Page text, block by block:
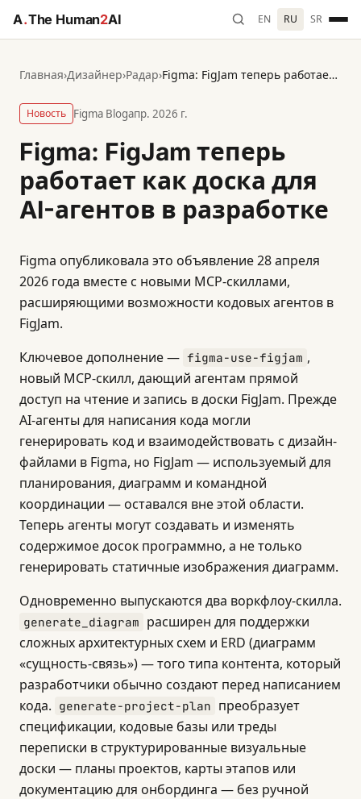
A.The Human2AI EN RU SR
Главная›Дизайнер›Радар› Figma: FigJam теперь работает как доска для AI-агентов в разработке
Новость Figma Blogапр. 2026 г.
Figma: FigJam теперь
работает как доска для
AI-агентов в разработке
Figma опубликовала это объявление 28 апреля
2026 года вместе с новыми MCP-скиллами,
расширяющими возможности кодовых агентов в
FigJam.
Ключевое дополнение — figma-use-figjam ,
новый MCP-скилл, дающий агентам прямой
доступ на чтение и запись в доски FigJam. Прежде
AI-агенты для написания кода могли
генерировать код и взаимодействовать с дизайн-
файлами в Figma, но FigJam — используемый для
планирования, диаграмм и командной
координации — оставался вне этой области.
Теперь агенты могут создавать и изменять
содержимое досок программно, а не только
генерировать статичные изображения диаграмм.
Одновременно выпускаются два воркфлоу-скилла.
generate_diagram расширен для поддержки
сложных архитектурных схем и ERD (диаграмм
«сущность-связь») — того типа контента, который
разработчики обычно создают перед написанием
кода. generate-project-plan преобразует
спецификации, кодовые базы или треды
переписки в структурированные визуальные
доски — планы проектов, карты этапов или
документацию для онбординга — без ручной